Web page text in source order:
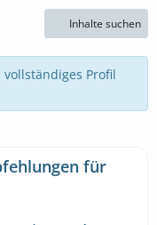
Inhalte suchen
Profil
für